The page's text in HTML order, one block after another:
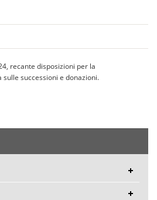
recante disposizioni per la
successioni e donazioni.